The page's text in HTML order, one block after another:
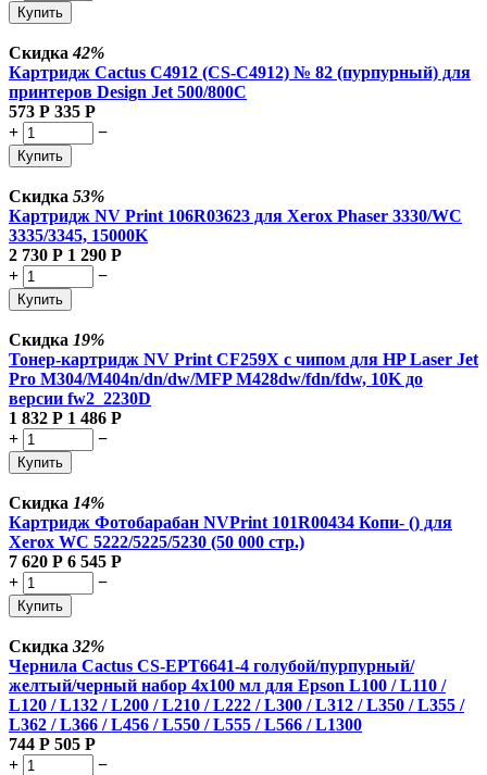
Купить
Скидка42%
Картридж Cactus C4912 (CS-C4912) № 82 (пурпурный) для
принтеров Design Jet 500/800C
573 Р 335 Р
+
−
Купить
Скидка 53%
Картридж NV Print 106R03623 для Xerox Phaser 3330/WC
3335/3345, 15000K
2 730 Р 1 290 Р
+
−
Купить
Скидка 19%
Тонер-картридж NV Print CF259X с чипом для HP Laser Jet
Pro M304/M404n/dn/dw/MFP M428dw/fdn/fdw, 10K до
версии fw2_2230D
1 832 Р 1 486 Р
+
−
Купить
Скидка 14%
Картридж Фотобарабан NVPrint 101R00434 Копи- () для
Xerox WC 5222/5225/5230 (50 000 стр.)
7 620 Р 6 545 Р
+
−
Купить
Скидка 32%
Чернила Cactus CS-EPT6641-4 голубой/пурпурный/
желтый/черный набор 4x100 мл для Epson L100 / L110 /
L120 / L132 / L200 / L210 / L222 / L300 / L312 / L350 / L355 /
L362 / L366 / L456 / L550 / L555 / L566 / L1300
744 Р 505 Р
+
−